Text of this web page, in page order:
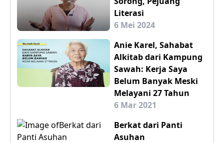
Literasi
6 Mei 2024
Anie Karel, Sahabat
Alkitab dari Kampung
Sawah: Kerja Saya
Belum Banyak Meski
Melayani 27 Tahun
6 Mar 2021
Berkat dari Panti
Asuhan